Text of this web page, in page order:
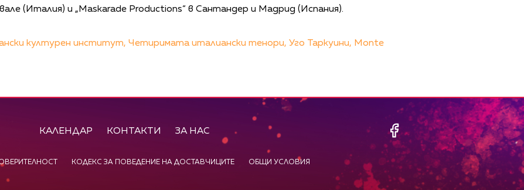
(Италия) и „Maskarade Productions“ в Сантандер и Мадрид (Испания).
културен институт, Четиримата италиански тенори, Уго Таркуини, Monte
КАЛЕНДАР КОНТАКТИ ЗА НАС
КОДЕКС ЗА ПОВЕДЕНИЕ НА ДОСТАВЧИЦИТЕ ОБЩИ УСЛОВИЯ